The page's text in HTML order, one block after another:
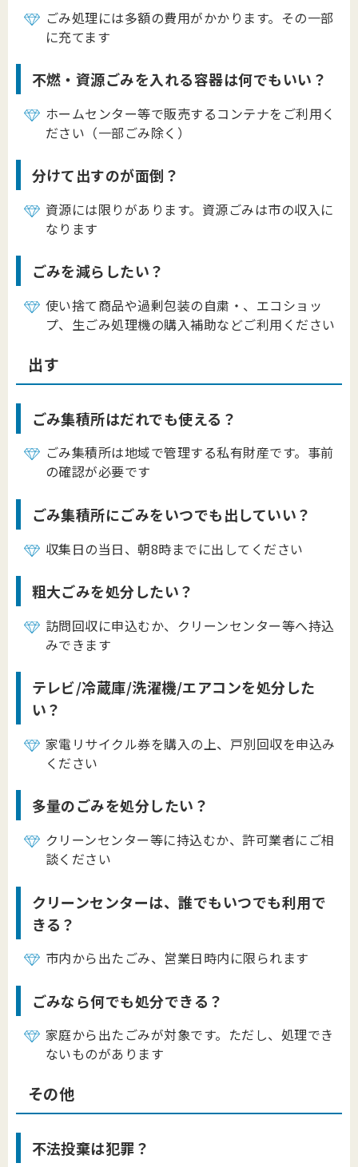
ごみ処理には多額の費用がかかります。その一部
に充てます
不燃・資源ごみを入れる容器は何でもいい？
ホームセンター等で販売するコンテナをご利用く
ださい（一部ごみ除く）
分けて出すのが面倒？
資源には限りがあります。資源ごみは市の収入に
なります
ごみを減らしたい？
使い捨て商品や過剰包装の自粛・、エコショッ
プ、生ごみ処理機の購入補助などご利用ください
出す
ごみ集積所はだれでも使える？
ごみ集積所は地域で管理する私有財産です。事前
の確認が必要です
ごみ集積所にごみをいつでも出していい？
収集日の当日、朝8時までに出してください
粗大ごみを処分したい？
訪問回収に申込むか、クリーンセンター等へ持込
みできます
テレビ/冷蔵庫/洗濯機/エアコンを処分した
い？
家電リサイクル券を購入の上、戸別回収を申込み
ください
多量のごみを処分したい？
クリーンセンター等に持込むか、許可業者にご相
談ください
クリーンセンターは、誰でもいつでも利用で
きる？
市内から出たごみ、営業日時内に限られます
ごみなら何でも処分できる？
家庭から出たごみが対象です。ただし、処理でき
ないものがあります
その他
不法投棄は犯罪？